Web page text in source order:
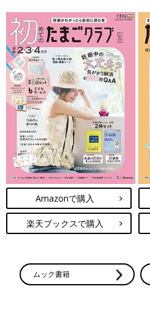
Amazonで購入
楽天ブックスで購入
ムック書籍